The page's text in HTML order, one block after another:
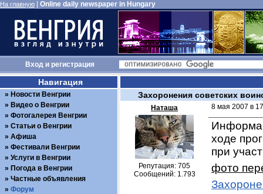
На главную Online daily newspaper in Hungary
Входи регистрация
Захоронения советских
Наташа
Репутация: 705
Сообщений: 1.793
8 мая 2007 в
ходе
при
фото
Навигация
Новости Венгрии
Видео о Венгрии
Фотогалерея Венгрии
Статьи о Венгрии
Афиша
Фестивали Венгрии
Услуги в Венгрии
Погода в Венгрии
Частные объявления
Форум